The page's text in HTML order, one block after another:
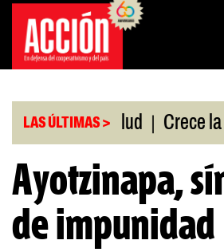
Saltar
contenido
LAS ÚLTIMAS >
de salud | Crece la
Ayotzinapa,
de impunidad